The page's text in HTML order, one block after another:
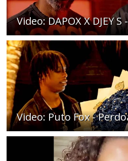
Video: DAPOX X DJEY
Video: Puto Fox -